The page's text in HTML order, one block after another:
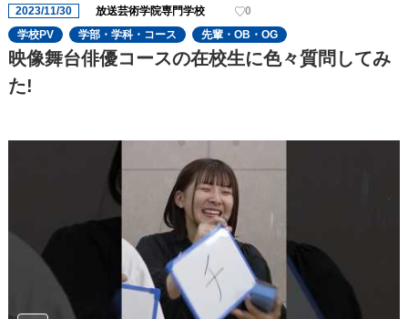
2023/11/30 放送芸術学院専門学校
0
学校PV
学部・学科・コース 先輩・OB・OG
映像舞台俳優コースの在校生に色々質問してみ
た!